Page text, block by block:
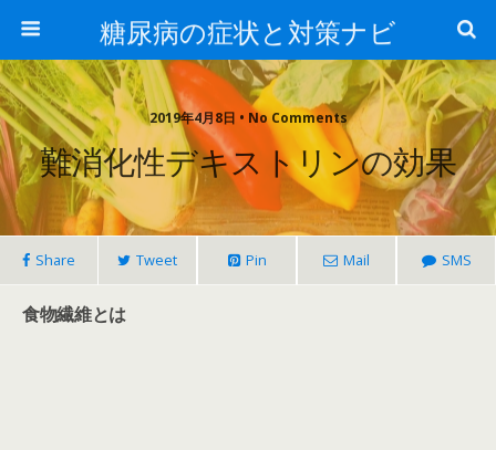
糖尿病の症状と対策ナビ
2019年4月8日 • No Comments
難消化性デキストリンの効果
Share Tweet Pin Mail SMS
食物繊維とは